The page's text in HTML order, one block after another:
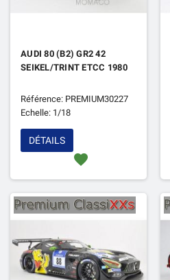
AUDI 80 (B2) GR2 42
SEIKEL/TRINT ETCC 1980
Référence: PREMIUM30227
Echelle: 1/18
favorite
DÉTAILS